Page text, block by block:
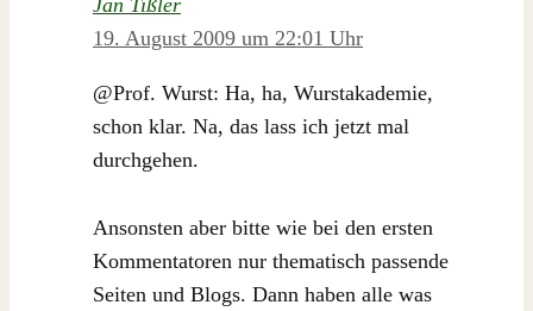
Jan Tißler
19. August 2009 um 22:01 Uhr
@Prof. Wurst: Ha, ha, Wurstakademie,
schon klar. Na, das lass ich jetzt mal
durchgehen.
Ansonsten aber bitte wie bei den ersten
Kommentatoren nur thematisch passende
Seiten und Blogs. Dann haben alle was